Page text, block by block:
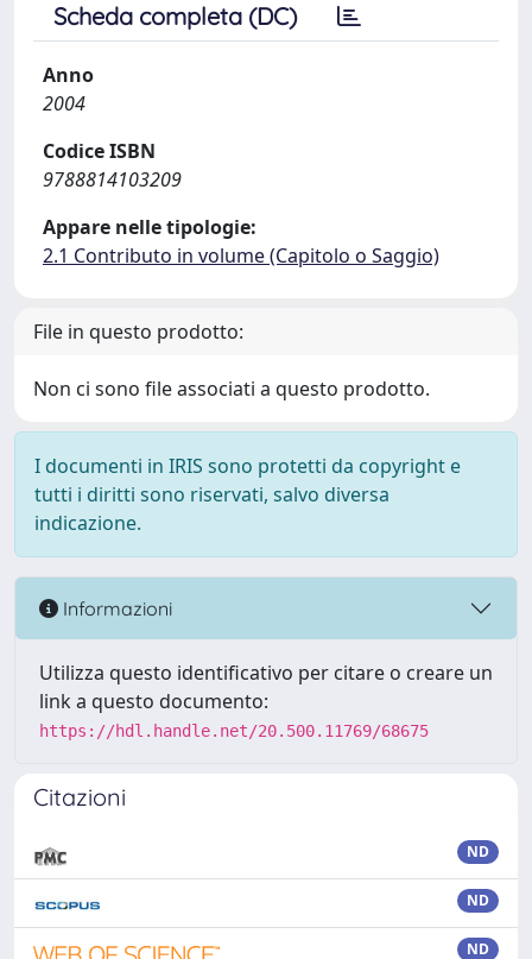
Scheda completa (DC)
Anno
2004
Codice ISBN
9788814103209
Appare nelle tipologie:
2.1 Contributo in volume (Capitolo o Saggio)
File in questo prodotto:
Non ci sono file associati a questo prodotto.
I documenti in IRIS sono protetti da copyright e
tutti i diritti sono riservati, salvo diversa
indicazione.
Informazioni
Utilizza questo identificativo per citare o creare un
link a questo documento:
https://hdl.handle.net/20.500.11769/68675
Citazioni
ND
ND
ND